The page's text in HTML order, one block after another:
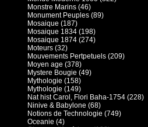
Monstre Marins (46)
Monument Peuples (89)
Mosaique (187)
Mosaique 1834 (198)
Mosaique 1874 (274)
Moteurs (32)
Mouvements Pertpetuels (209)
Moyen age (378)
Mystere Bougie (49)
Mythologie (158)
Mythologie (149)
Nat hist Carol, Flori Baha-1754 (228)
Ninive & Babylone (68)
Notions de Technologie (749)
Oceanie (4)